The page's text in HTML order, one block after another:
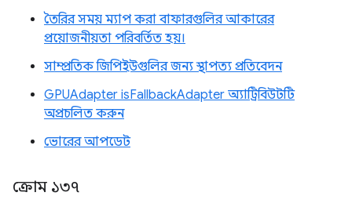
তৈরির সময় ম্যাপ করা বাফারগুলির আকারের
প্রয়োজনীয়তা পরিবর্তিত হয়।
সাম্প্রতিক জিপিইউগুলির জন্য স্থাপত্য প্রতিবেদন
GPUAdapter isFallbackAdapter অ্যাট্রিবিউটটি
অপ্রচলিত করুন
ভোরের আপডেট
ক্রোম ১৩৭